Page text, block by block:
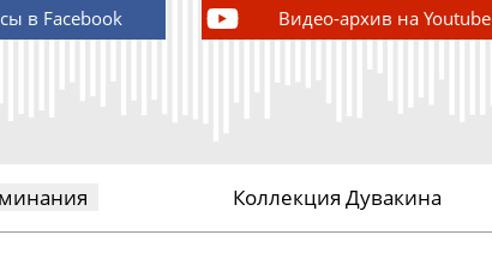
в Facebook Видео-архив на Youtube
Коллекция Дувакина